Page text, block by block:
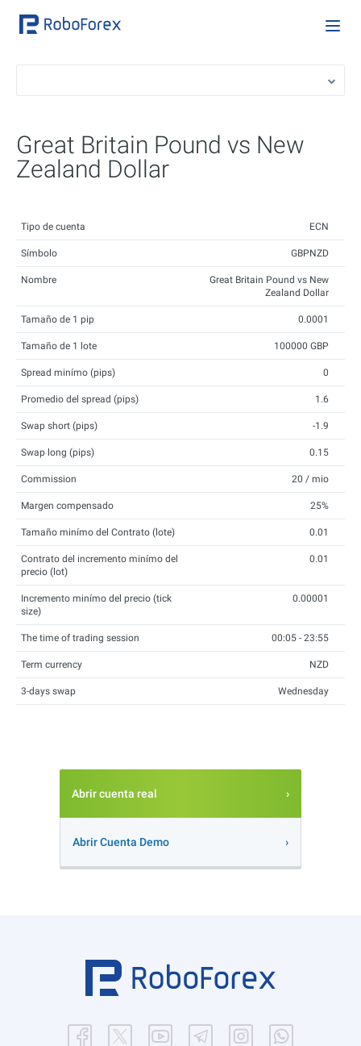
Great Britain Pound vs New
Zealand Dollar
Tipo de cuenta ECN
Símbolo GBPNZD
Nombre
Great Britain Pound vs New
Zealand Dollar
Tamaño de 1 pip 0.0001
Tamaño de 1 lote 100000 GBP
Spread minímo (pips) 0
Promedio del spread (pips) 1.6
Swap short (pips) -1.9
Swap long (pips) 0.15
Commission 20 / mio
Margen compensado 25%
Tamaño minímo del Contrato (lote) 0.01
Contrato del incremento minímo del
precio (lot)
0.01
Incremento minímo del precio (tick
size)
0.00001
The time of trading session 00:05 - 23:55
Term currency NZD
3-days swap Wednesday
Abrir cuenta real
Abrir Cuenta Demo